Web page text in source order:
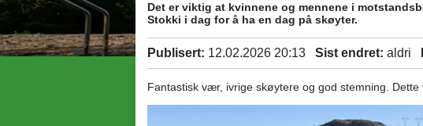
Det er viktig at kvinnene og mennene i
Stokki i dag for å ha en dag på skøyter.
Publisert: 12.02.2026 20:13 Sist endret: aldri
Fantastisk vær, ivrige skøytere og god stemning.